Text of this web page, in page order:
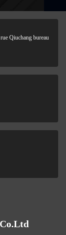
Qiuchang bureau